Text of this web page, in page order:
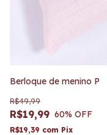
Berloque de menino P
R$19,99
R$49,99
60% OFF
R$19,39 com Pix